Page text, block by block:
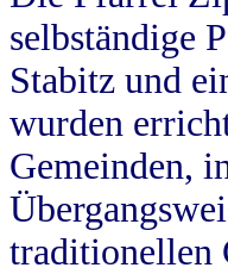
selbständige
Stabitz und
wurden
Gemeinden,
traditionellen